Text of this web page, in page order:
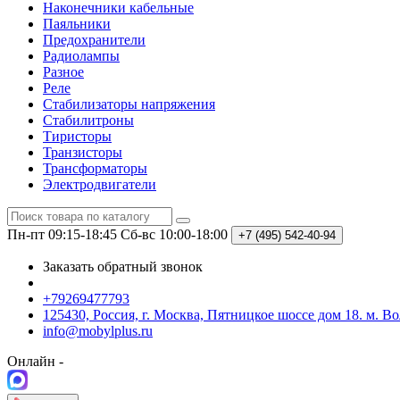
Наконечники кабельные
Паяльники
Предохранители
Радиолампы
Разное
Реле
Стабилизаторы напряжения
Стабилитроны
Тиристоры
Транзисторы
Трансформаторы
Электродвигатели
Пн-пт 09:15-18:45 Сб-вс 10:00-18:00 +7 (495) 542-40-94
Заказать обратный звонок
+79269477793
125430, Россия, г. Москва, Пятницкое шоссе дом 18. м.
info@mobylplus.ru
Онлайн -